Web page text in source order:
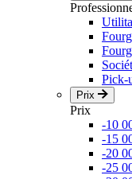
Pick-
Prix
Prix
-10
-15
-20
-25